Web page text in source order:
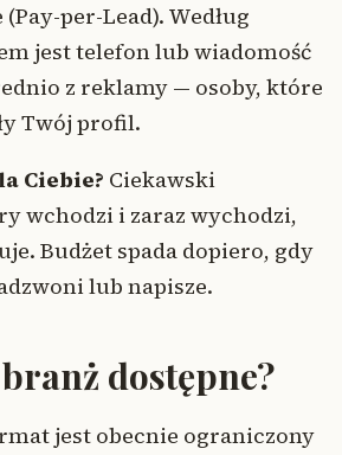
per-Lead). Według
jest telefon lub wiadomość
z reklamy — osoby, które
Twój profil.
Ciebie? Ciekawski
wchodzi i zaraz wychodzi,
Budżet spada dopiero, gdy
lub napisze.
dostępne?
jest obecnie ograniczony